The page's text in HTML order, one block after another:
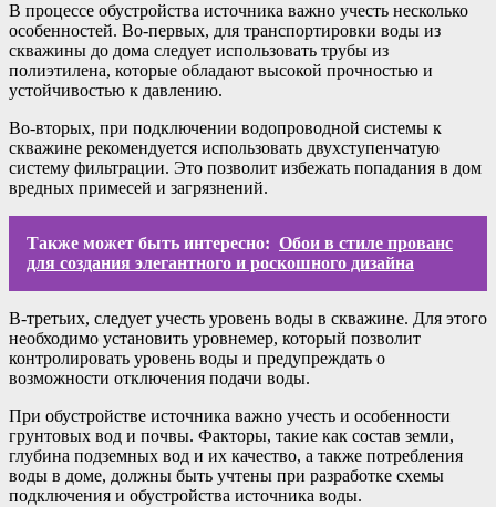
В процессе обустройства источника важно учесть несколько
особенностей. Во-первых, для транспортировки воды из
скважины до дома следует использовать трубы из
полиэтилена, которые обладают высокой прочностью и
устойчивостью к давлению.
Во-вторых, при подключении водопроводной системы к
скважине рекомендуется использовать двухступенчатую
систему фильтрации. Это позволит избежать попадания в дом
вредных примесей и загрязнений.
Также может быть интересно: Обои в стиле прованс
для создания элегантного и роскошного дизайна
В-третьих, следует учесть уровень воды в скважине. Для этого
необходимо установить уровнемер, который позволит
контролировать уровень воды и предупреждать о
возможности отключения подачи воды.
При обустройстве источника важно учесть и особенности
грунтовых вод и почвы. Факторы, такие как состав земли,
глубина подземных вод и их качество, а также потребления
воды в доме, должны быть учтены при разработке схемы
подключения и обустройства источника воды.